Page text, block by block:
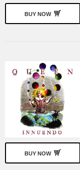
BUY NOW
BUY NOW